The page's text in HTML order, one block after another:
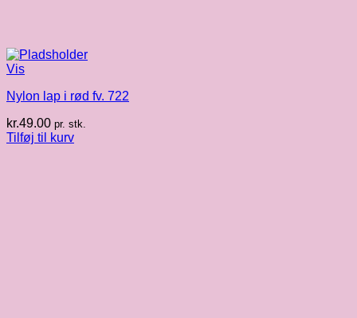
Vis
Nylon lap i rød fv. 722
kr.49.00 pr. stk.
Tilføj til kurv